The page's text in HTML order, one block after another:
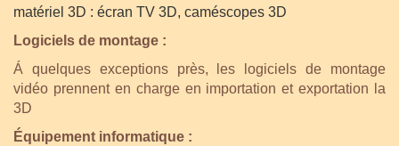
matériel 3D : écran TV 3D, caméscopes 3D
Logiciels de montage :
Á quelques exceptions près, les logiciels de montage
vidéo prennent en charge en importation et exportation la
3D
Équipement informatique :